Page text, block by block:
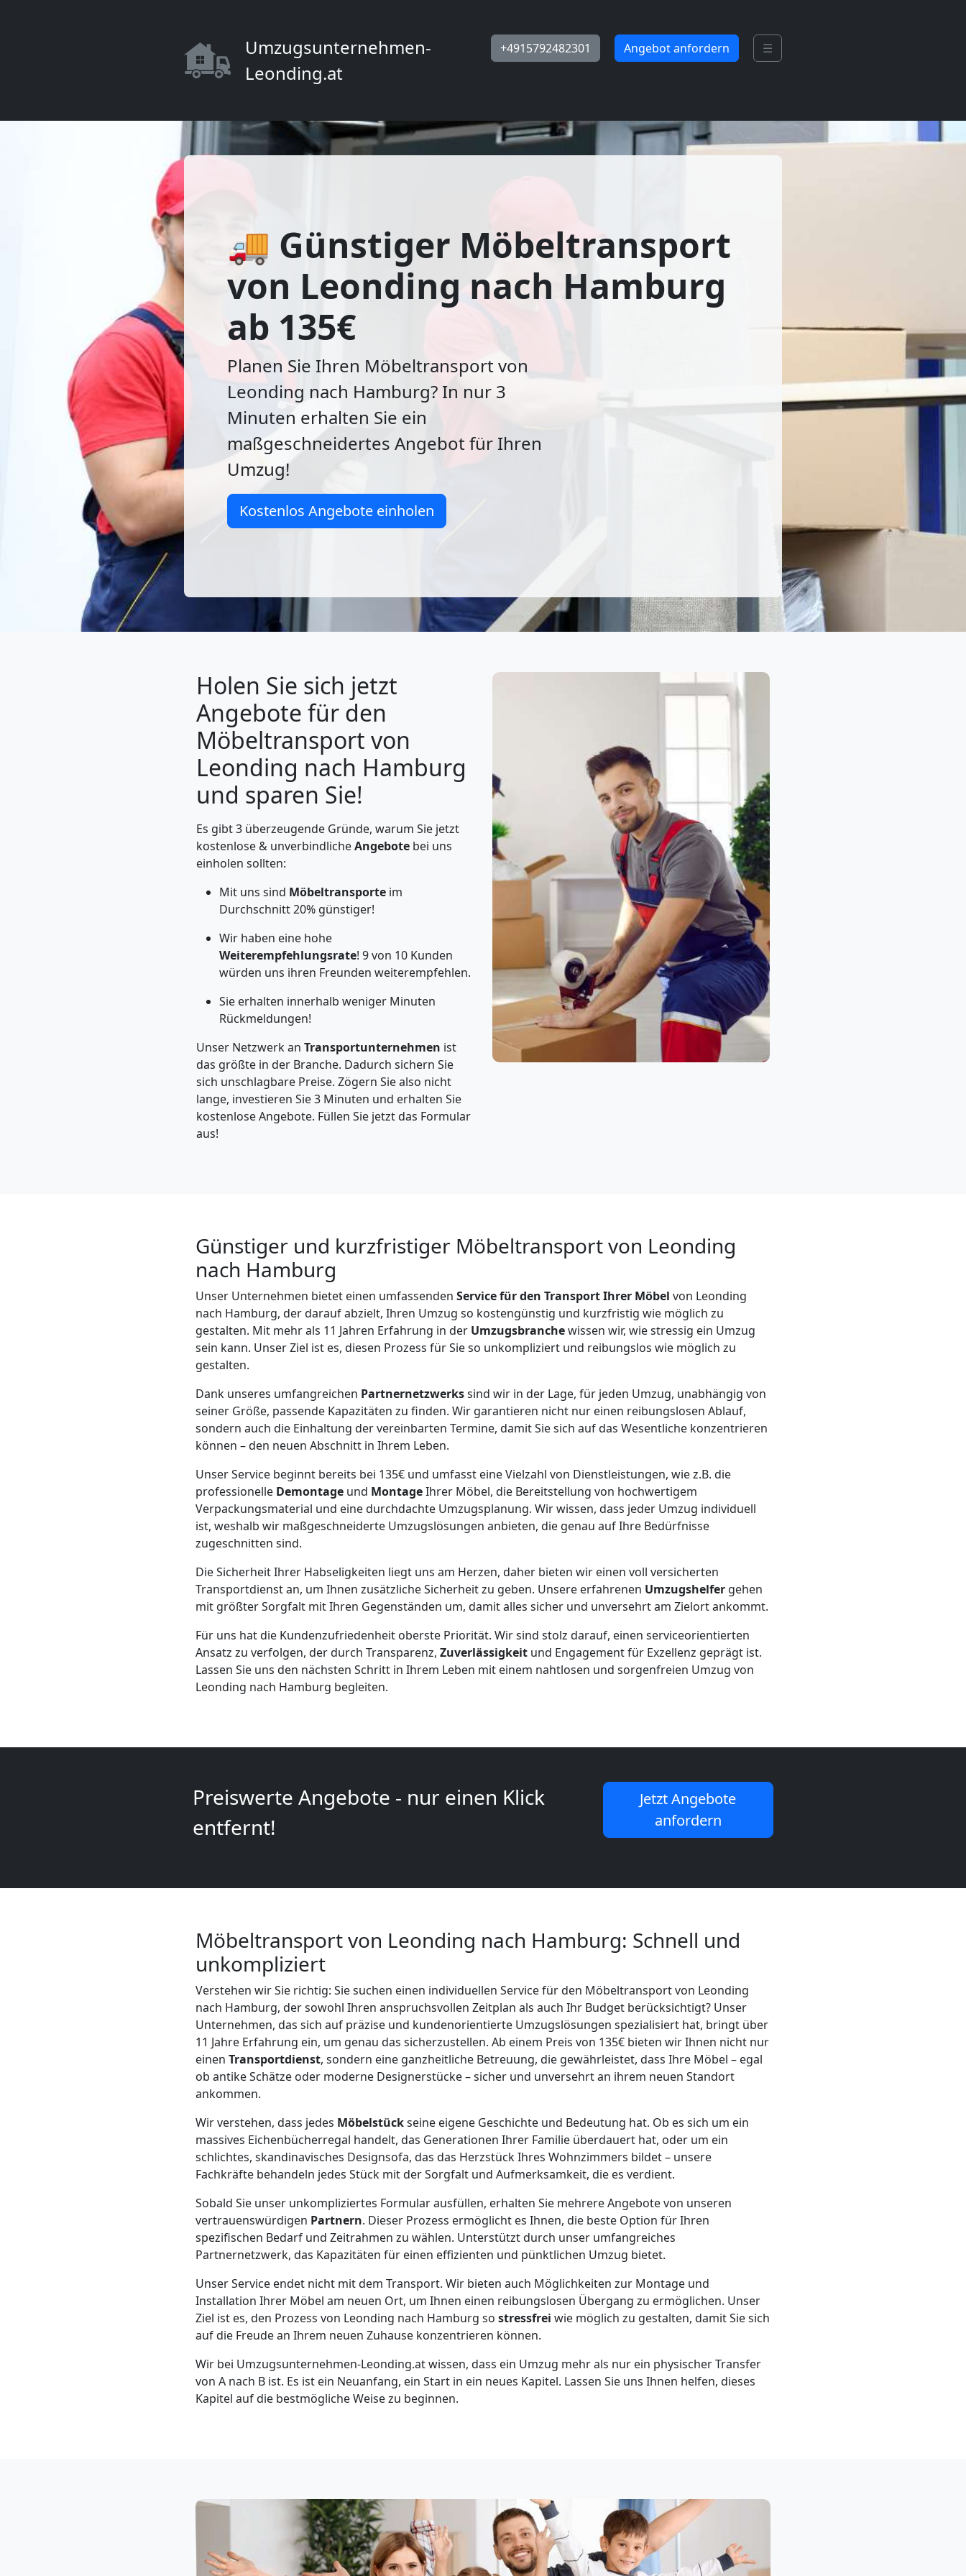
Umzugsunternehmen-
Leonding.at
+4915792482301 Angebot anfordern ☰
🚚 Günstiger Möbeltransport
von Leonding nach Hamburg
ab 135€
Planen Sie Ihren Möbeltransport von
Leonding nach Hamburg? In nur 3
Minuten erhalten Sie ein
maßgeschneidertes Angebot für Ihren
Umzug!
Kostenlos Angebote einholen
Holen Sie sich jetzt
Angebote für den
Möbeltransport von
Leonding nach Hamburg
und sparen Sie!
Es gibt 3 überzeugende Gründe, warum Sie jetzt
kostenlose & unverbindlicheAngebote bei uns
einholen sollten:
Mit uns sind Möbeltransporte im
Durchschnitt 20% günstiger!
Wir haben eine hohe
Weiterempfehlungsrate! 9 von 10 Kunden
würden uns ihren Freunden weiterempfehlen.
Sie erhalten innerhalb weniger Minuten
Rückmeldungen!
Unser Netzwerk an Transportunternehmen ist
das größte in der Branche. Dadurch sichern Sie
sich unschlagbare Preise. Zögern Sie also nicht
lange, investieren Sie 3 Minuten und erhalten Sie
kostenlose Angebote. Füllen Sie jetzt das Formular
aus!
Günstiger und kurzfristiger Möbeltransport von Leonding
nach Hamburg
Unser Unternehmen bietet einen umfassenden Service für den Transport Ihrer Möbel von Leonding
nach Hamburg, der darauf abzielt, Ihren Umzug so kostengünstig und kurzfristig wie möglich zu
gestalten. Mit mehr als 11 Jahren Erfahrung in der Umzugsbranchewissen wir, wie stressig ein Umzug
sein kann. Unser Ziel ist es, diesen Prozess für Sie so unkompliziert und reibungslos wie möglich zu
gestalten.
Dank unseres umfangreichen Partnernetzwerkssind wir in der Lage, für jeden Umzug, unabhängig von
seiner Größe, passende Kapazitäten zu finden. Wir garantieren nicht nur einen reibungslosen Ablauf,
sondern auch die Einhaltung der vereinbarten Termine, damit Sie sich auf das Wesentliche konzentrieren
können – den neuen Abschnitt in Ihrem Leben.
Unser Service beginnt bereits bei 135€ und umfasst eine Vielzahl von Dienstleistungen, wie z.B. die
professionelle Demontage und MontageIhrer Möbel, die Bereitstellung von hochwertigem
Verpackungsmaterial und eine durchdachte Umzugsplanung. Wir wissen, dass jeder Umzug individuell
ist, weshalb wir maßgeschneiderte Umzugslösungen anbieten, die genau auf Ihre Bedürfnisse
zugeschnitten sind.
Die Sicherheit Ihrer Habseligkeiten liegt uns am Herzen, daher bieten wir einen voll versicherten
Transportdienst an, um Ihnen zusätzliche Sicherheit zu geben. Unsere erfahrenen Umzugshelfer gehen
mit größter Sorgfalt mit Ihren Gegenständen um, damit alles sicher und unversehrt am Zielort ankommt.
Für uns hat die Kundenzufriedenheit oberste Priorität. Wir sind stolz darauf, einen serviceorientierten
Ansatz zu verfolgen, der durch Transparenz, Zuverlässigkeit und Engagement für Exzellenz geprägt ist.
Lassen Sie uns den nächsten Schritt in Ihrem Leben mit einem nahtlosen und sorgenfreien Umzug von
Leonding nach Hamburg begleiten.
Preiswerte Angebote - nur einen Klick
entfernt!
Jetzt Angebote
anfordern
Möbeltransport von Leonding nach Hamburg: Schnell und
unkompliziert
Verstehen wir Sie richtig: Sie suchen einen individuellen Service für den Möbeltransport von Leonding
nach Hamburg, der sowohl Ihren anspruchsvollen Zeitplan als auch Ihr Budget berücksichtigt? Unser
Unternehmen, das sich auf präzise und kundenorientierte Umzugslösungen spezialisiert hat, bringt über
11 Jahre Erfahrung ein, um genau das sicherzustellen. Ab einem Preis von 135€ bieten wir Ihnen nicht nur
einen Transportdienst, sondern eine ganzheitliche Betreuung, die gewährleistet, dass Ihre Möbel – egal
ob antike Schätze oder moderne Designerstücke – sicher und unversehrt an ihrem neuen Standort
ankommen.
Wir verstehen, dass jedes Möbelstückseine eigene Geschichte und Bedeutung hat. Ob es sich um ein
massives Eichenbücherregal handelt, das Generationen Ihrer Familie überdauert hat, oder um ein
schlichtes, skandinavisches Designsofa, das das Herzstück Ihres Wohnzimmers bildet – unsere
Fachkräfte behandeln jedes Stück mit der Sorgfalt und Aufmerksamkeit, die es verdient.
Sobald Sie unser unkompliziertes Formular ausfüllen, erhalten Sie mehrere Angebote von unseren
vertrauenswürdigen Partnern. Dieser Prozess ermöglicht es Ihnen, die beste Option für Ihren
spezifischen Bedarf und Zeitrahmen zu wählen. Unterstützt durch unser umfangreiches
Partnernetzwerk, das Kapazitäten für einen effizienten und pünktlichen Umzug bietet.
Unser Service endet nicht mit dem Transport. Wir bieten auch Möglichkeiten zur Montage und
Installation Ihrer Möbel am neuen Ort, um Ihnen einen reibungslosen Übergang zu ermöglichen. Unser
Ziel ist es, den Prozess von Leonding nach Hamburg so stressfrei wie möglich zu gestalten, damit Sie sich
auf die Freude an Ihrem neuen Zuhause konzentrieren können.
Wir bei Umzugsunternehmen-Leonding.at wissen, dass ein Umzug mehr als nur ein physischer Transfer
von A nach B ist. Es ist ein Neuanfang, ein Start in ein neues Kapitel. Lassen Sie uns Ihnen helfen, dieses
Kapitel auf die bestmögliche Weise zu beginnen.
Kunsttransport
Leonding
Klaviertransport